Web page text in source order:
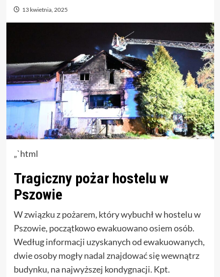
13 kwietnia, 2025
„`html
Tragiczny pożar hostelu w
Pszowie
W związku z pożarem, który wybuchł w hostelu w
Pszowie, początkowo ewakuowano osiem osób.
Według informacji uzyskanych od ewakuowanych,
dwie osoby mogły nadal znajdować się wewnątrz
budynku, na najwyższej kondygnacji. Kpt.